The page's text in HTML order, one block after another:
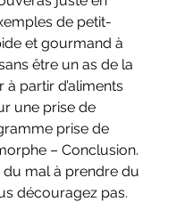
de petit-
et gourmand à
être un as de la
à partir d’aliments
une prise de
prise de
– Conclusion.
du mal à prendre du
découragez pas.